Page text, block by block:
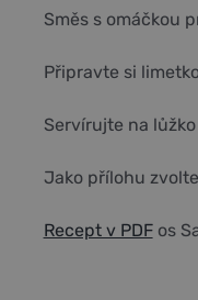
Směs s omáčkou
Připravte si
Servírujte na
Jako přílohu
Recept v PDFos